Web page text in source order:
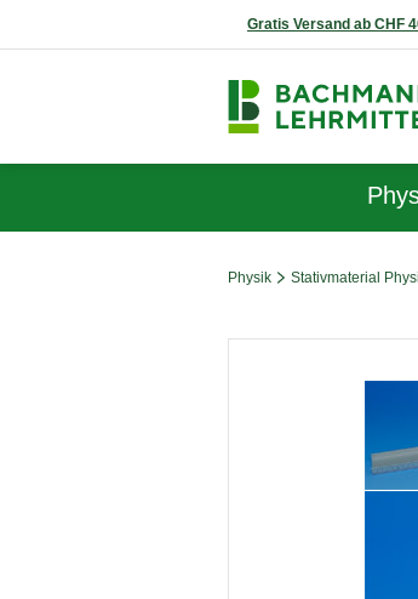
Gratis Versand ab CHF
Physik Stativmaterial